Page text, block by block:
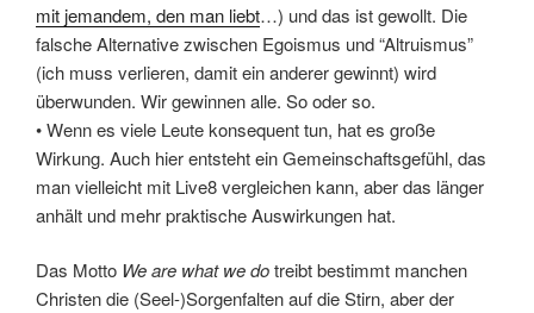
mit jemandem, den man liebt…) und das ist gewollt. Die
falsche Alternative zwischen Egoismus und “Altruismus”
(ich muss verlieren, damit ein anderer gewinnt) wird
überwunden. Wir gewinnen alle. So oder so.
• Wenn es viele Leute konsequent tun, hat es große
Wirkung. Auch hier entsteht ein Gemeinschaftsgefühl, das
man vielleicht mit Live8 vergleichen kann, aber das länger
anhält und mehr praktische Auswirkungen hat.
Das Motto We are what we dotreibt bestimmt manchen
Christen die (Seel-)Sorgenfalten auf die Stirn, aber der